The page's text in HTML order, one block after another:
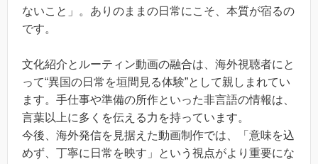
ないこと」。ありのままの日常にこそ、本質が宿るの
です。
文化紹介とルーティン動画の融合は、海外視聴者にと
って“異国の日常を垣間見る体験”として親しまれてい
ます。手仕事や準備の所作といった非言語の情報は、
言葉以上に多くを伝える力を持っています。
今後、海外発信を見据えた動画制作では、「意味を込
めず、丁寧に日常を映す」という視点がより重要にな